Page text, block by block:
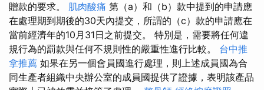
贈款的要求。 肌肉酸痛 第（a）和（b）款中提到的申請應
在處理期到期後的30天內提交，所謂的（c）款的申請應在
當前經濟年的10月31日之前提交。 特別是，需要將任何違
規行為的罰款與任何不規則性的嚴重性進行比較。 台中推
拿推薦 如果在另一個會員國進行處理，則上述成員國為合
同生產者組織中央辦公室的成員國提供了證據，表明該產品